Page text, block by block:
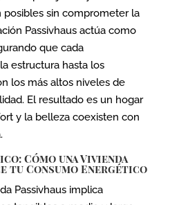
posibles sin comprometer la
Passivhaus actúa como
que cada
estructura hasta los
los más altos niveles de
El resultado es un hogar
y la belleza coexisten con
Cómo una Vivienda
tu Consumo Energético
Passivhaus implica